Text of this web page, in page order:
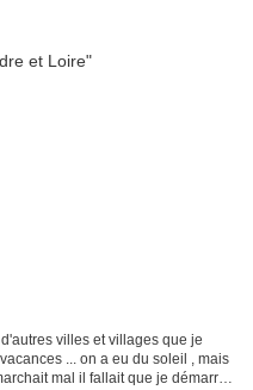
villes et villages que je
... on a eu du soleil , mais
mal il fallait que je démarre